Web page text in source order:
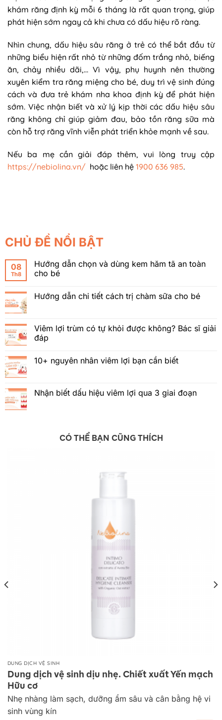
khám răng định kỳ mỗi 6 tháng là rất quan trọng, giúp
phát hiện sớm ngay cả khi chưa có dấu hiệu rõ ràng.
Nhìn chung, dấu hiệu sâu răng ở trẻ có thể bắt đầu từ
những biểu hiện rất nhỏ từ những đốm trắng nhỏ, biếng
ăn, chảy nhiều dãi,… Vì vậy, phụ huynh nên thường
xuyên kiểm tra răng miệng cho bé, duy trì vệ sinh đúng
cách và đưa trẻ khám nha khoa định kỳ để phát hiện
sớm. Việc nhận biết và xử lý kịp thời các dấu hiệu sâu
răng không chỉ giúp giảm đau, bảo tồn răng sữa mà
còn hỗ trợ răng vĩnh viễn phát triển khỏe mạnh về sau.
Nếu ba mẹ cần giải đáp thêm, vui lòng truy cập
https://nebiolina.vn/ hoặc liên hệ 1900 636 985.
CHỦ ĐỀ NỔI BẬT
08
Th8
Hướng dẫn chọn và dùng kem hăm tã an toàn
cho bé
Hướng dẫn chi tiết cách trị chàm sữa cho bé
Viêm lợi trùm có tự khỏi được không? Bác sĩ giải
đáp
10+ nguyên nhân viêm lợi bạn cần biết
Nhận biết dấu hiệu viêm lợi qua 3 giai đoạn
CÓ THỂ BẠN CŨNG THÍCH
DUNG DỊCH VỆ SINH
Dung dịch vệ sinh dịu nhẹ. Chiết xuất Yến mạch
Hữu cơ
Nhẹ nhàng làm sạch, dưỡng ẩm sâu và cân bằng hệ vi
sinh vùng kín